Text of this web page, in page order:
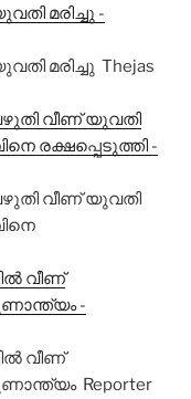
മരിച്ചു -
മരിച്ചു Thejas
വഴുതി വീണ് യുവതി
രക്ഷപ്പെടുത്തി -
വഴുതി വീണ് യുവതി
വീണ്
-
വീണ്
Reporter